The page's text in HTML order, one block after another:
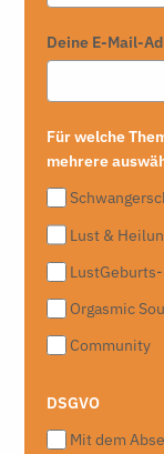
Deine E-Mail-
Für welche
mehrere
Lust &
Orgasmic
Community
DSGVO
Mit dem